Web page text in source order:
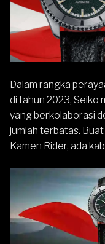
Dalam rangka
di tahun 2023, Seiko
yang berkolaborasi
jumlah terbatas.
Kamen Rider, ada